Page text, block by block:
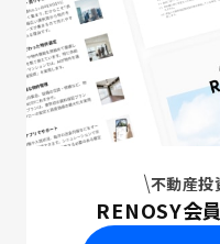
不動産投
RENOSY会